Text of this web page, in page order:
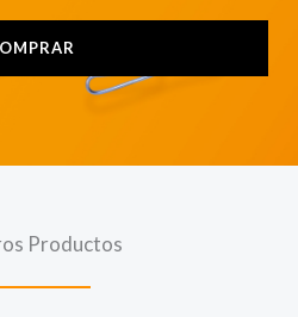
Productos